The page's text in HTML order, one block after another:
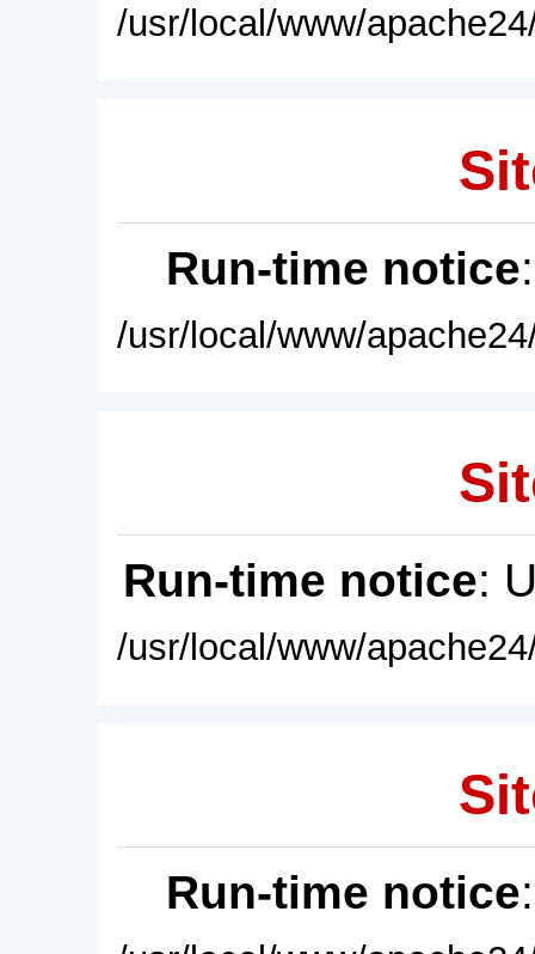
/usr/local/www/
Run-time notice
/usr/local/www/
Run-time notice:
/usr/local/www/
Run-time notice